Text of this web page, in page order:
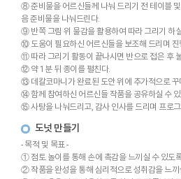
⑧ 준비물을 어르신들께 나눠 드리기 전 테이블
음 준비물을 나눠드린다.
⑨ 반쪽 그림 위 물감을 활용하여 따라 그리기 하
⑩ 도움이 필요하신 어르신들을 보조해 드리며 진
⑪ 따라 그리기 활동이 끝나시면 반으로 접은 후
⑫ 약 1분 뒤 종이를 펼친다.
⑬ 데칼코마니가 완료된 도안 위에 추가적으로 꾸
⑭ 함께 참여하신 어르신들 작품을 공유하실 수
⑮ 사탕을 나눠드리고, 감사 인사를 드리며 프로그
도넛 만들기
- 목적 및 목표 -
① 점토 놀이를 통해 손에 촉감을 느끼실 수 있도
② 작품을 완성을 통해 심리적으로 성취감을 느끼